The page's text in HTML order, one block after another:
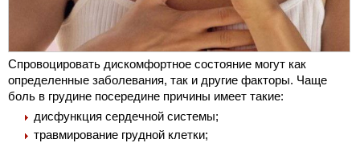
Спровоцировать дискомфортное состояние могут как
определенные заболевания, так и другие факторы. Чаще
боль в грудине посередине причины имеет такие:
дисфункция сердечной системы;
травмирование грудной клетки;